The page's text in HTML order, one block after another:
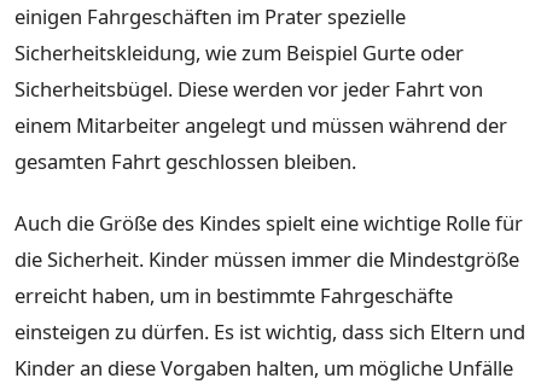
einigen Fahrgeschäften im Prater spezielle
Sicherheitskleidung, wie zum Beispiel Gurte oder
Sicherheitsbügel. Diese werden vor jeder Fahrt von
einem Mitarbeiter angelegt und müssen während der
gesamten Fahrt geschlossen bleiben.
Auch die Größe des Kindes spielt eine wichtige Rolle für
die Sicherheit. Kinder müssen immer die Mindestgröße
erreicht haben, um in bestimmte Fahrgeschäfte
einsteigen zu dürfen. Es ist wichtig, dass sich Eltern und
Kinder an diese Vorgaben halten, um mögliche Unfälle